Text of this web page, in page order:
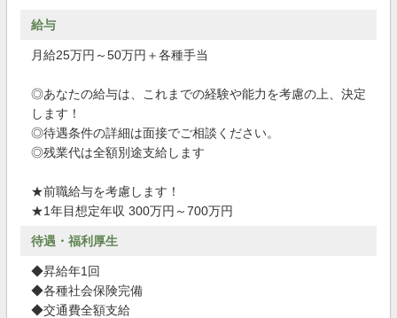
給与
月給25万円～50万円＋各種手当
◎あなたの給与は、これまでの経験や能力を考慮の上、決定
します！
◎待遇条件の詳細は面接でご相談ください。
◎残業代は全額別途支給します
★前職給与を考慮します！
★1年目想定年収 300万円～700万円
待遇・福利厚生
◆昇給年1回
◆各種社会保険完備
◆交通費全額支給